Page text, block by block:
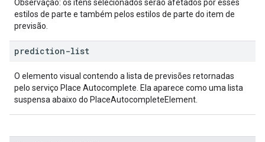
Observação: os itens selecionados serão afetados por esses
estilos de parte e também pelos estilos de parte do item de
previsão.
prediction-list
O elemento visual contendo a lista de previsões retornadas
pelo serviço Place Autocomplete. Ela aparece como uma lista
suspensa abaixo do PlaceAutocompleteElement.